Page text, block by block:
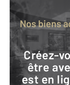
Nos biens actuels ne correspondent pas à
Créez-vous une alerte mail pour
être
est en